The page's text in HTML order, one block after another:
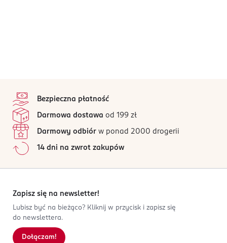
Bezpieczna płatność
Darmowa dostawa od 199 zł
Darmowy odbiór w ponad 2000 drogerii
14 dni na zwrot zakupów
Zapisz się na newsletter!
Lubisz być na bieżąco? Kliknij w przycisk i zapisz się
do newslettera.
Dołączam!